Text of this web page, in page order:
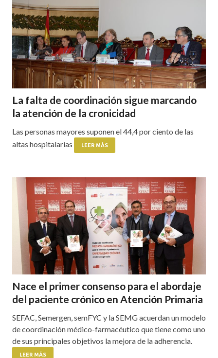
La falta de coordinación sigue marcando
la atención de la cronicidad
Las personas mayores suponen el 44,4 por ciento de las
altas hospitalarias
LEER MÁS
Nace el primer consenso para el abordaje
del paciente crónico en Atención Primaria
SEFAC, Semergen, semFYC y la SEMG acuerdan un modelo
de coordinación médico-farmacéutico que tiene como uno
de sus principales objetivos la mejora de la adherencia.
LEER MÁS